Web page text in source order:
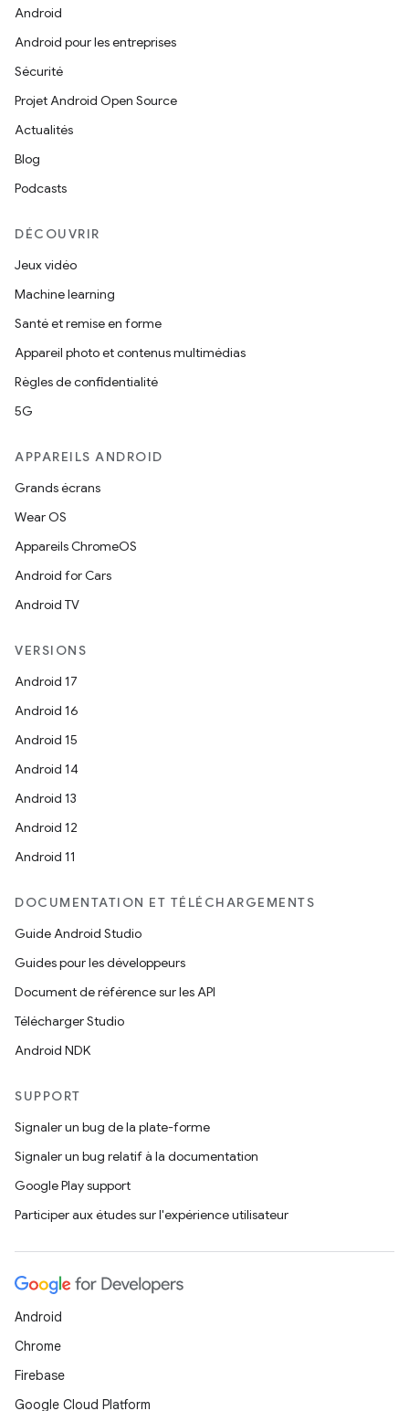
Android
Android pour les entreprises
Sécurité
Projet Android Open Source
Actualités
Blog
Podcasts
DÉCOUVRIR
Jeux vidéo
Machine learning
Santé et remise en forme
Appareil photo et contenus multimédias
Règles de confidentialité
5G
APPAREILS ANDROID
Grands écrans
Wear OS
Appareils ChromeOS
Android for Cars
Android TV
VERSIONS
Android 17
Android 16
Android 15
Android 14
Android 13
Android 12
Android 11
DOCUMENTATION ET TÉLÉCHARGEMENTS
Guide Android Studio
Guides pour les développeurs
Document de référence sur les API
Télécharger Studio
Android NDK
SUPPORT
Signaler un bug de la plate-forme
Signaler un bug relatif à la documentation
Google Play support
Participer aux études sur l'expérience utilisateur
Android
Chrome
Firebase
Google Cloud Platform